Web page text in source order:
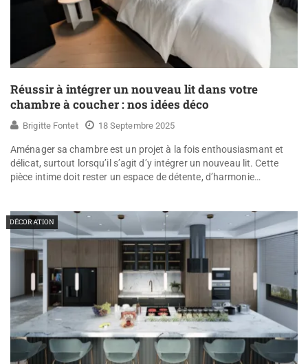
Réussir à intégrer un nouveau lit dans votre
chambre à coucher : nos idées déco
Brigitte Fontet 18 Septembre 2025
Aménager sa chambre est un projet à la fois enthousiasmant et
délicat, surtout lorsqu’il s’agit d’y intégrer un nouveau lit. Cette
pièce intime doit rester un espace de détente, d’harmonie…
DÉCORATION